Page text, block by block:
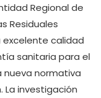
Regional de
Residuales
excelente calidad
sanitaria para el
nueva normativa
La investigación